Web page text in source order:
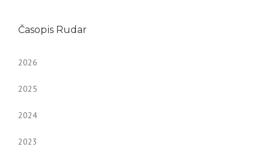
Časopis Rudar
2026
2025
2024
2023